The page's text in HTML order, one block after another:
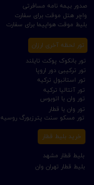
تور ترکیبی دور اروپا
بلیط قطار تهران وان
بلیط قطار مشهد
بلیط موقت هواپیما برای سفارت
واچر هتل موقت برای سفارت
صدور بیمه نامه مسافرتی
تور آنتالیا ترکیه
تور استانبول ترکیه
تور مسکو سنت پترزبورگ روسیه
تور وان با قطار
تور بانکوک پوکت تایلند
تور وان با اتوبوس
خرید بلیط قطار
تور لحظه آخری ارزان